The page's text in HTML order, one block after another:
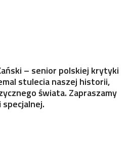
– senior polskiej krytyki
stulecia naszej historii,
świata. Zapraszamy
specjalnej.